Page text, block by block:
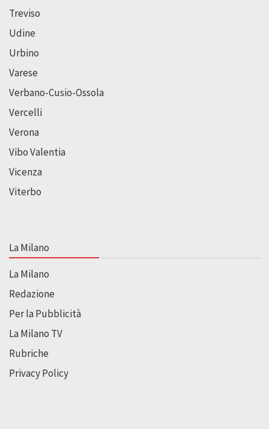
Treviso
Udine
Urbino
Varese
Verbano-Cusio-Ossola
Vercelli
Verona
Vibo Valentia
Vicenza
Viterbo
La Milano
La Milano
Redazione
Per la Pubblicità
La Milano TV
Rubriche
Privacy Policy